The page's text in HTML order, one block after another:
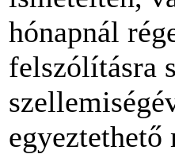
hónapnál
felszólításra
egyeztethető